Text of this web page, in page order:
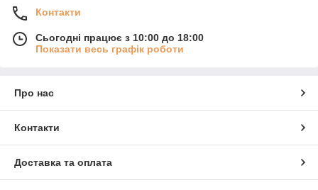
Контакти
Сьогодні працює з 10:00 до 18:00
Показати весь графік роботи
Про нас
Контакти
Доставка та оплата